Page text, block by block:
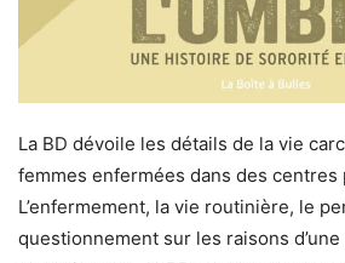
La BD dévoile les détails de la vie
femmes enfermées dans des centres
L’enfermement, la vie routinière, le
questionnement sur les raisons